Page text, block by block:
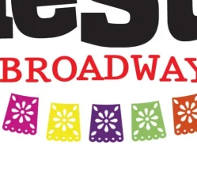
e Iván Arana recorren
11/